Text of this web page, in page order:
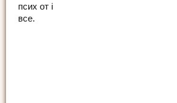
псих от і
все.